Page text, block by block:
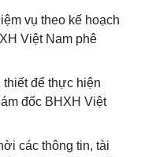
vụ theo kế hoạch
Việt Nam phê
để thực hiện
đốc BHXH Việt
các thông tin, tài